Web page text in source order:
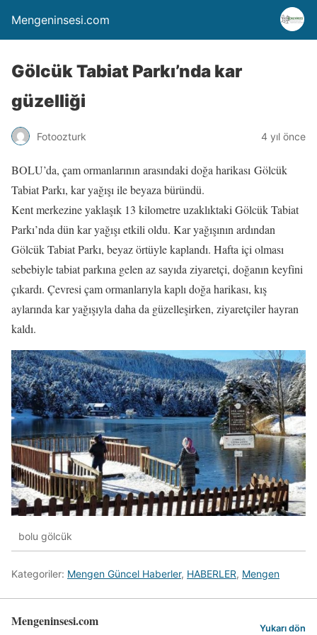
Mengeninsesi.com
Gölcük Tabiat Parkı’nda kar
güzelliği
Fotoozturk 4 yıl önce
BOLU’da, çam ormanlarının arasındaki doğa harikası Gölcük
Tabiat Parkı, kar yağışı ile beyaza büründü.
Kent merkezine yaklaşık 13 kilometre uzaklıktaki Gölcük Tabiat
Parkı’nda dün kar yağışı etkili oldu. Kar yağışının ardından
Gölcük Tabiat Parkı, beyaz örtüyle kaplandı. Hafta içi olması
sebebiyle tabiat parkına gelen az sayıda ziyaretçi, doğanın keyfini
çıkardı. Çevresi çam ormanlarıyla kaplı doğa harikası, kış
aylarında kar yağışıyla daha da güzelleşirken, ziyaretçiler hayran
kaldı.
bolu gölcük
Kategoriler: Mengen Güncel Haberler, HABERLER, Mengen
Mengeninsesi.com Yukarı dön